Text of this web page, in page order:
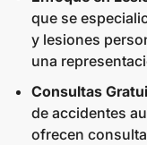
que se
y lesiones
una
Consultas
de accidentes
ofrecen